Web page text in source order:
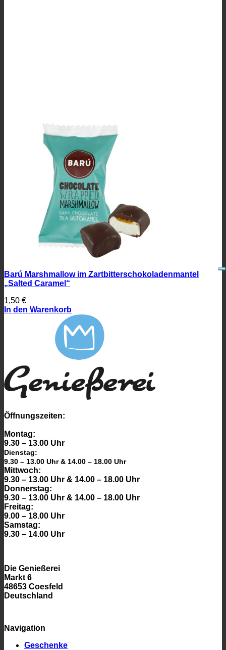
Barú Marshmallow im Zartbitterschokoladenmantel
„Salted Caramel“
1,50 €
In den Warenkorb
Öffnungszeiten:
Montag:
9.30 – 13.00 Uhr
Dienstag:
9.30 – 13.00 Uhr & 14.00 – 18.00 Uhr
Mittwoch:
9.30 – 13.00 Uhr & 14.00 – 18.00 Uhr
Donnerstag:
9.30 – 13.00 Uhr & 14.00 – 18.00 Uhr
Freitag:
9.00 – 18.00 Uhr
Samstag:
9.30 – 14.00 Uhr
Die Genießerei
Markt 6
48653 Coesfeld
Deutschland
Navigation
Geschenke